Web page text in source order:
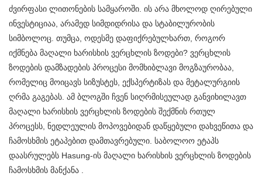
ძვირფასი ლითონების სამყაროში. ის არა მხოლოდ ღირებული
ინვესტიციაა, არამედ სიმდიდრისა და სტაბილურობის
სიმბოლოც. თუმცა, ოდესმე დაფიქრებულხართ, როგორ
იქმნება მაღალი ხარისხის ვერცხლის ზოდები? ვერცხლის
ზოდების დამზადების პროცესი მომხიბლავი მოგზაურობაა,
რომელიც მოიცავს სიზუსტეს, ექსპერტიზას და მეტალურგიის
ღრმა გაგებას. ამ ბლოგში ჩვენ სიღრმისეულად განვიხილავთ
მაღალი ხარისხის ვერცხლის ზოდების შექმნის რთულ
პროცესს, ნედლეულის მოპოვებიდან დაწყებული დახვეწითა და
ჩამოსხმის ეტაპებით დამთავრებული. საბოლოო ეტაპს
დაასრულებს Hasung-ის მაღალი ხარისხის ვერცხლის ზოდების
ჩამოსხმის მანქანა .